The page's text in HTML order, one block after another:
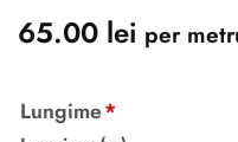
65.00 lei per
Lungime*